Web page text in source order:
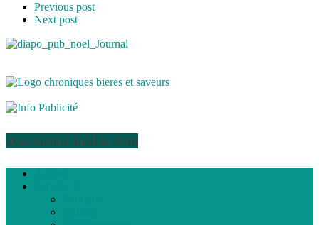
Previous post
Next post
Association médias écris